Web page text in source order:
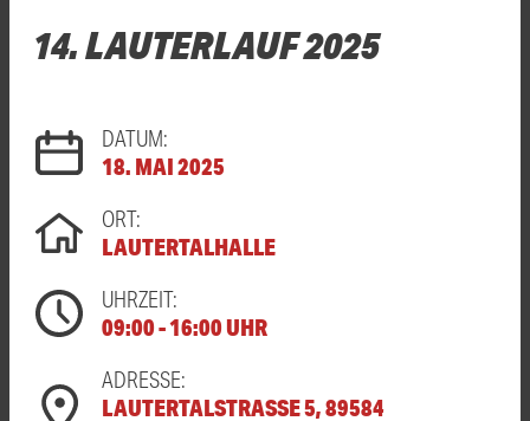
14. LAUTERLAUF 2025
DATUM:
18. MAI 2025
ORT:
LAUTERTALHALLE
UHRZEIT:
09:00 - 16:00 UHR
ADRESSE:
LAUTERTALSTRASSE 5, 89584 L